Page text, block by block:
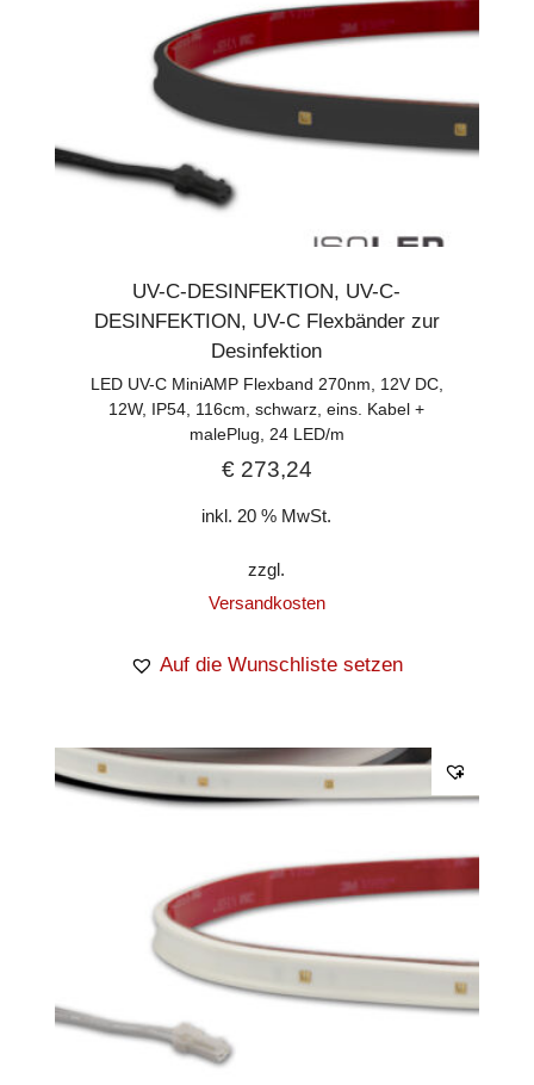
UV-C-DESINFEKTION, UV-C-
DESINFEKTION, UV-C Flexbänder zur
Desinfektion
LED UV-C MiniAMP Flexband 270nm, 12V DC,
12W, IP54, 116cm, schwarz, eins. Kabel +
malePlug, 24 LED/m
€273,24
inkl. 20 % MwSt.
zzgl.
Versandkosten
Auf die Wunschliste setzen